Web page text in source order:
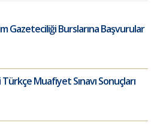
Gazeteciliği Burslarına Başvurular
Muafiyet Sınavı Sonuçları